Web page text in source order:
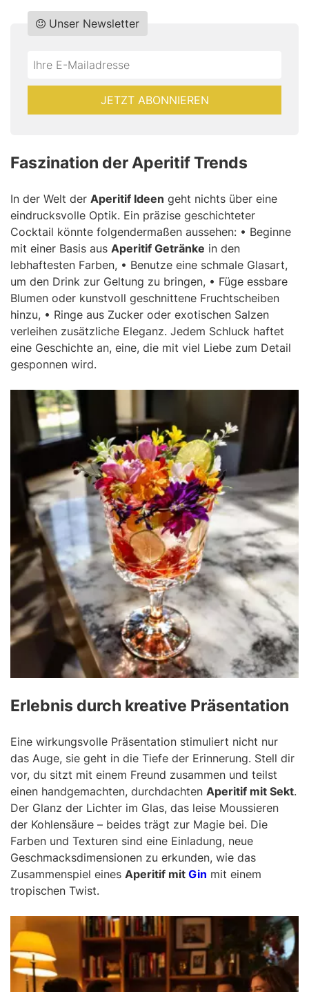
Do
Unser Newsletter
*Ihre
JETZT ABONNIEREN
Faszination der Aperitif Trends
In der Welt der Aperitif Ideen geht nichts über eine
eindrucksvolle Optik. Ein präzise geschichteter
Cocktail könnte folgendermaßen aussehen: • Beginne
mit einer Basis aus Aperitif Getränke in den
lebhaftesten Farben, • Benutze eine schmale Glasart,
um den Drink zur Geltung zu bringen, • Füge essbare
Blumen oder kunstvoll geschnittene Fruchtscheiben
hinzu, • Ringe aus Zucker oder exotischen Salzen
verleihen zusätzliche Eleganz. Jedem Schluck haftet
eine Geschichte an, eine, die mit viel Liebe zum Detail
gesponnen wird.
Erlebnis durch kreative Präsentation
Eine wirkungsvolle Präsentation stimuliert nicht nur
das Auge, sie geht in die Tiefe der Erinnerung. Stell dir
vor, du sitzt mit einem Freund zusammen und teilst
einen handgemachten, durchdachten Aperitif mit Sekt.
Der Glanz der Lichter im Glas, das leise Moussieren
der Kohlensäure – beides trägt zur Magie bei. Die
Farben und Texturen sind eine Einladung, neue
Geschmacksdimensionen zu erkunden, wie das
Zusammenspiel eines Aperitif mit Gin mit einem
tropischen Twist.